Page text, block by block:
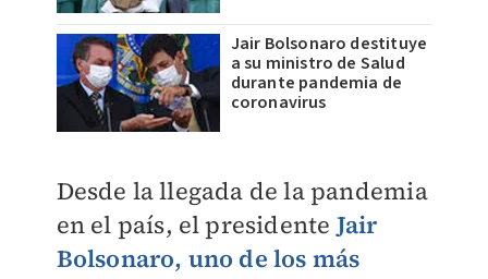
Jair Bolsonaro destituye
a su ministro de Salud
durante pandemia de
coronavirus
Desde la llegada de la pandemia
en el país, el presidente Jair
Bolsonaro, uno de los más